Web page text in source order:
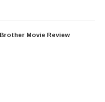
Movie Review